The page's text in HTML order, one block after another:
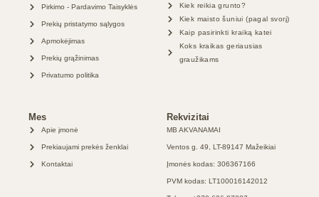
Pirkimo - Pardavimo Taisyklės
Prekių pristatymo sąlygos
Apmokėjimas
Prekių grąžinimas
Privatumo politika
Kiek reikia grunto?
Kiek maisto šuniui (pagal svorį)
Kaip pasirinkti kraiką katei
Koks kraikas geriausias
graužikams
Mes
Apie įmonė
Prekiaujami prekės ženklai
Kontaktai
Rekvizitai
MB AKVANAMAI
Ventos g. 49, LT-89147 Mažeikiai
Įmonės kodas: 306367166
PVM kodas: LT100016142012